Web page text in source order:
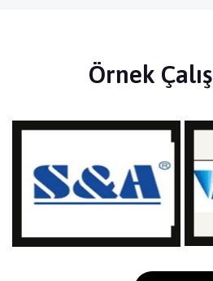
Örnek